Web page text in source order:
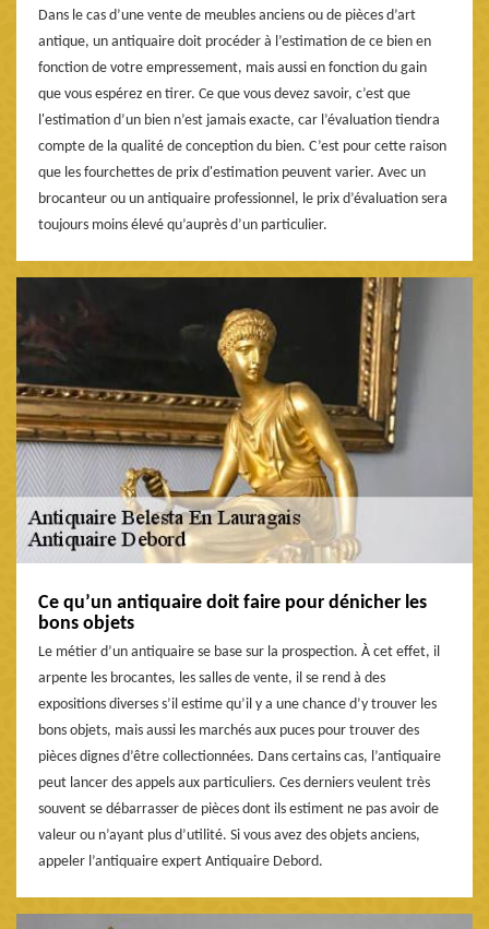
Dans le cas d’une vente de meubles anciens ou de pièces d’art
antique, un antiquaire doit procéder à l’estimation de ce bien en
fonction de votre empressement, mais aussi en fonction du gain
que vous espérez en tirer. Ce que vous devez savoir, c’est que
l'estimation d’un bien n’est jamais exacte, car l’évaluation tiendra
compte de la qualité de conception du bien. C’est pour cette raison
que les fourchettes de prix d'estimation peuvent varier. Avec un
brocanteur ou un antiquaire professionnel, le prix d’évaluation sera
toujours moins élevé qu’auprès d’un particulier.
Ce qu’un antiquaire doit faire pour dénicher les
bons objets
Le métier d’un antiquaire se base sur la prospection. À cet effet, il
arpente les brocantes, les salles de vente, il se rend à des
expositions diverses s’il estime qu’il y a une chance d’y trouver les
bons objets, mais aussi les marchés aux puces pour trouver des
pièces dignes d’être collectionnées. Dans certains cas, l’antiquaire
peut lancer des appels aux particuliers. Ces derniers veulent très
souvent se débarrasser de pièces dont ils estiment ne pas avoir de
valeur ou n’ayant plus d’utilité. Si vous avez des objets anciens,
appeler l’antiquaire expert Antiquaire Debord.